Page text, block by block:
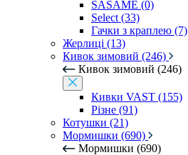
SASAME (0)
Select (33)
Гачки з краплею (7)
Жерлиці (13)
Кивок зимовий (246)
Кивок зимовий (246)
Кивки VAST (155)
Різне (91)
Котушки (21)
Мормишки (690)
Мормишки (690)